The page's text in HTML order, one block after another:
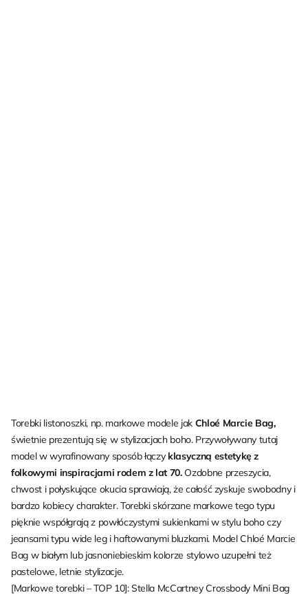
Torebki listonoszki, np. markowe modele jak Chloé Marcie Bag,
świetnie prezentują się w stylizacjach boho. Przywoływany tutaj
model w wyrafinowany sposób łączy klasyczną estetykę z
folkowymi inspiracjami rodem z lat 70.Ozdobne przeszycia,
chwost i połyskujące okucia sprawiają, że całość zyskuje swobodny i
bardzo kobiecy charakter. Torebki skórzane markowe tego typu
pięknie współgrają z powłóczystymi sukienkami w stylu boho czy
jeansami typu wide leg i haftowanymi bluzkami. Model Chloé Marcie
Bag w białym lub jasnoniebieskim kolorze stylowo uzupełni też
pastelowe, letnie stylizacje.
[Markowe torebki – TOP 10]: Stella McCartney Crossbody Mini Bag